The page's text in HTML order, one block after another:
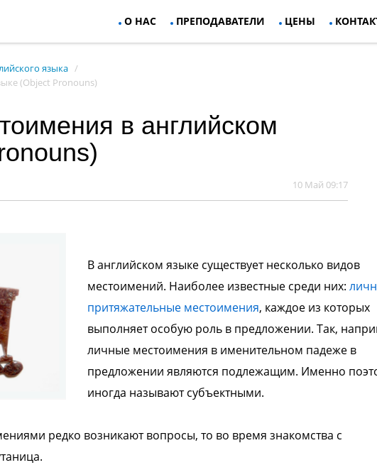
О НАС ПРЕПОДАВАТЕЛИ ЦЕНЫ
языка
(Object Pronouns)
в английском
10 Май 09:17
В английском языке существует несколько видов
местоимений. Наиболее известные среди них:
притяжательные местоимения, каждое из которых
выполняет особую роль в предложении. Так,
личные местоимения в именительном падеже в
предложении являются подлежащим. Именно
иногда называют субъектными.
редко возникают вопросы, то во время знакомства с